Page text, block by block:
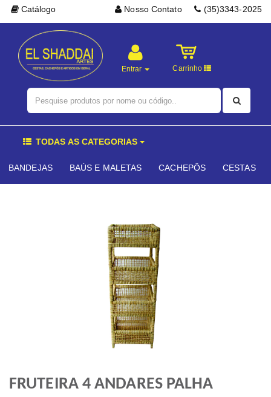
Nosso Contato (35)3343-2025
Catálogo
Entrar Carrinho
TODAS AS CATEGORIAS
BANDEJAS BAÚS E MALETAS CACHEPÔS CESTAS
FRUTEIRA 4 ANDARES PALHA